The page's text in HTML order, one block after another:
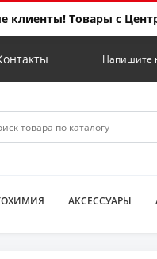
клиенты! Товары с
Напишите
АКСЕССУАРЫ